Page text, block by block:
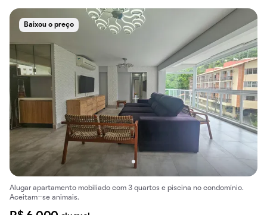
Baixou o preço
Alugar apartamento mobiliado com 3 quartos e piscina no condomínio.
Aceitam-se animais.